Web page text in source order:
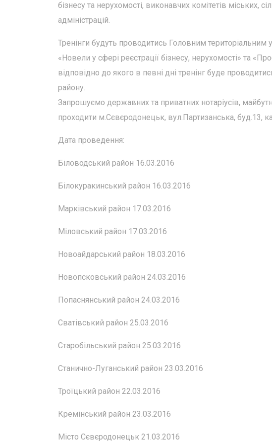
бізнесу та нерухомості, виконавчих комітетів міських,
адміністрацій.
Тренінги будуть проводитись Головним територіальним
«Новели у сфері реєстрації бізнесу, нерухомості» та
відповідно до якого в певні дні тренінг буде
району.
Запрошуємо державних та приватних нотаріусів,
проходити м.Сєвєродонецьк, вул.Партизанська, буд.13,
Дата проведення:
Біловодський район 16.03.2016
Білокуракинський район 16.03.2016
Марківський район 17.03.2016
Міловський район 17.03.2016
Новоайдарський район 18.03.2016
Новопсковський район 24.03.2016
Попаснянський район 24.03.2016
Сватівський район 25.03.2016
Старобільський район 25.03.2016
Станично-Луганський район 23.03.2016
Троїцький район 22.03.2016
Кремінський район 23.03.2016
Місто Сєвєродонецьк 21.03.2016